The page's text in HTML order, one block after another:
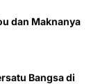
dan Maknanya
Bangsa di